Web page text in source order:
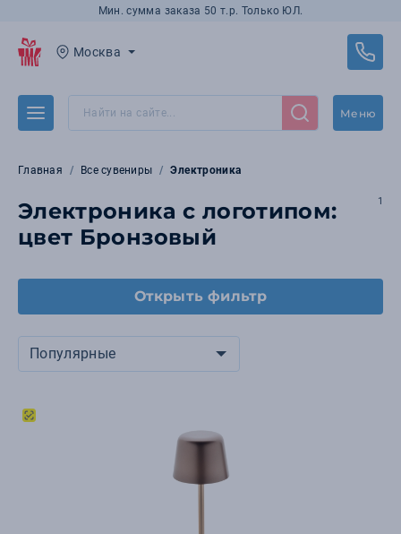
Мин. сумма заказа 50 т.р. Только ЮЛ.
Москва
Меню
Главная Все сувениры Электроника
Электроника с логотипом:
цвет Бронзовый
1
Открыть фильтр
Популярные